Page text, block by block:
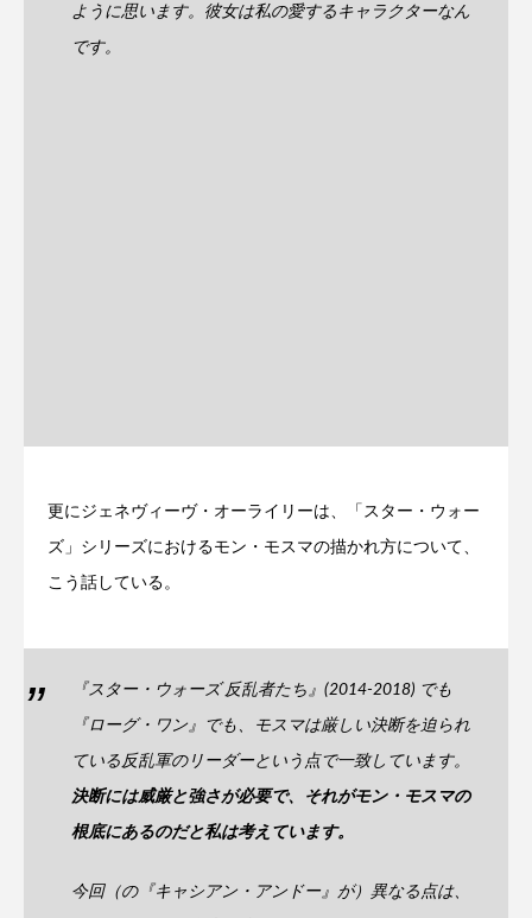
ように思います。彼女は私の愛するキャラクターなん
です。
更にジェネヴィーヴ・オーライリーは、「スター・ウォー
ズ」シリーズにおけるモン・モスマの描かれ方について、
こう話している。
『スター・ウォーズ 反乱者たち』(2014-2018) でも
『ローグ・ワン』でも、モスマは厳しい決断を迫られ
ている反乱軍のリーダーという点で一致しています。
決断には威厳と強さが必要で、それがモン・モスマの
根底にあるのだと私は考えています。
今回（の『キャシアン・アンドー』が）異なる点は、